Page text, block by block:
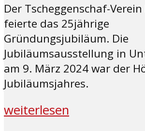
Der Tscheggenschaf-
feierte das 25jährige
Gründungsjubiläum. Die
Jubiläumsausstellung in
am 9. März 2024 war der
Jubiläumsjahres.
weiterlesen